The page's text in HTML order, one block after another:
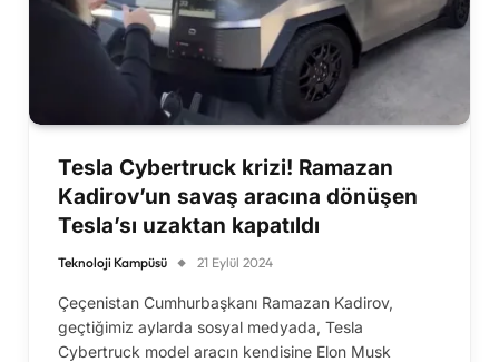
Tesla Cybertruck krizi! Ramazan
Kadirov’un savaş aracına dönüşen
Tesla’sı uzaktan kapatıldı
Teknoloji Kampüsü 21 Eylül 2024
Çeçenistan Cumhurbaşkanı Ramazan Kadirov,
geçtiğimiz aylarda sosyal medyada, Tesla
Cybertruck model aracın kendisine Elon Musk